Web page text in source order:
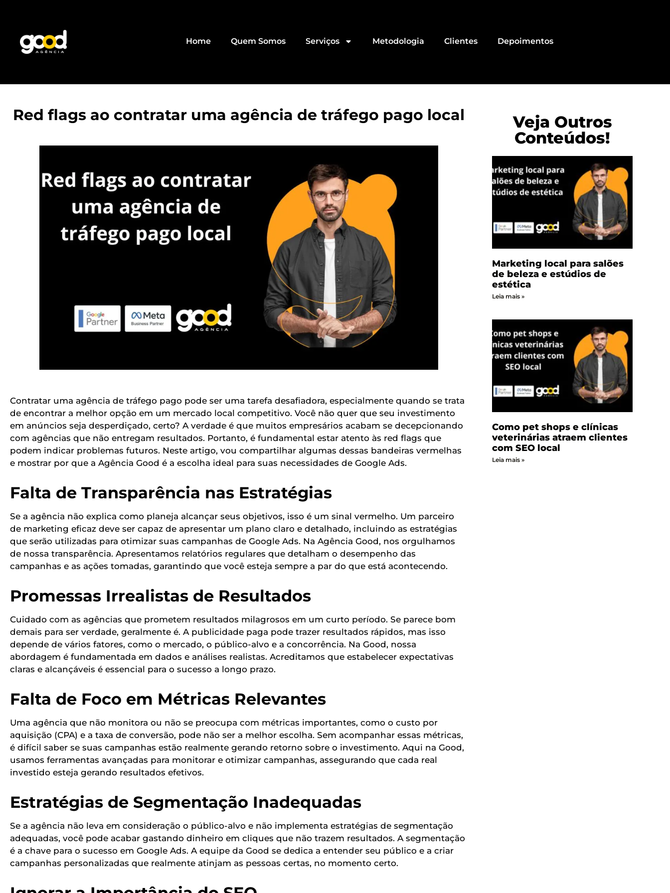
Home Quem Somos Serviços Metodologia Clientes Depoimentos
Red flags ao contratar uma agência de tráfego pago local
Contratar uma agência de tráfego pago pode ser uma tarefa desafiadora, especialmente quando se trata
de encontrar a melhor opção em um mercado local competitivo. Você não quer que seu investimento
em anúncios seja desperdiçado, certo? A verdade é que muitos empresários acabam se decepcionando
com agências que não entregam resultados. Portanto, é fundamental estar atento às red flags que
podem indicar problemas futuros. Neste artigo, vou compartilhar algumas dessas bandeiras vermelhas
e mostrar por que a Agência Good é a escolha ideal para suas necessidades de Google Ads.
Falta de Transparência nas Estratégias
Se a agência não explica como planeja alcançar seus objetivos, isso é um sinal vermelho. Um parceiro
de marketing eficaz deve ser capaz de apresentar um plano claro e detalhado, incluindo as estratégias
que serão utilizadas para otimizar suas campanhas de Google Ads. Na Agência Good, nos orgulhamos
de nossa transparência. Apresentamos relatórios regulares que detalham o desempenho das
campanhas e as ações tomadas, garantindo que você esteja sempre a par do que está acontecendo.
Promessas Irrealistas de Resultados
Cuidado com as agências que prometem resultados milagrosos em um curto período. Se parece bom
demais para ser verdade, geralmente é. A publicidade paga pode trazer resultados rápidos, mas isso
depende de vários fatores, como o mercado, o público-alvo e a concorrência. Na Good, nossa
abordagem é fundamentada em dados e análises realistas. Acreditamos que estabelecer expectativas
claras e alcançáveis é essencial para o sucesso a longo prazo.
Falta de Foco em Métricas Relevantes
Uma agência que não monitora ou não se preocupa com métricas importantes, como o custo por
aquisição (CPA) e a taxa de conversão, pode não ser a melhor escolha. Sem acompanhar essas métricas,
é difícil saber se suas campanhas estão realmente gerando retorno sobre o investimento. Aqui na Good,
usamos ferramentas avançadas para monitorar e otimizar campanhas, assegurando que cada real
investido esteja gerando resultados efetivos.
Estratégias de Segmentação Inadequadas
Se a agência não leva em consideração o público-alvo e não implementa estratégias de segmentação
adequadas, você pode acabar gastando dinheiro em cliques que não trazem resultados. A segmentação
é a chave para o sucesso em Google Ads. A equipe da Good se dedica a entender seu público e a criar
campanhas personalizadas que realmente atinjam as pessoas certas, no momento certo.
Veja Outros
Conteúdos!
Marketing local para salões
de beleza e estúdios de
estética
Leia mais »
Como pet shops e clínicas
veterinárias atraem clientes
com SEO local
Leia mais »